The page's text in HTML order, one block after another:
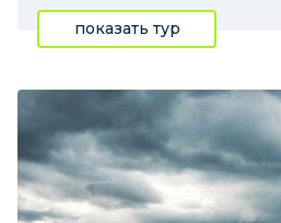
показать тур